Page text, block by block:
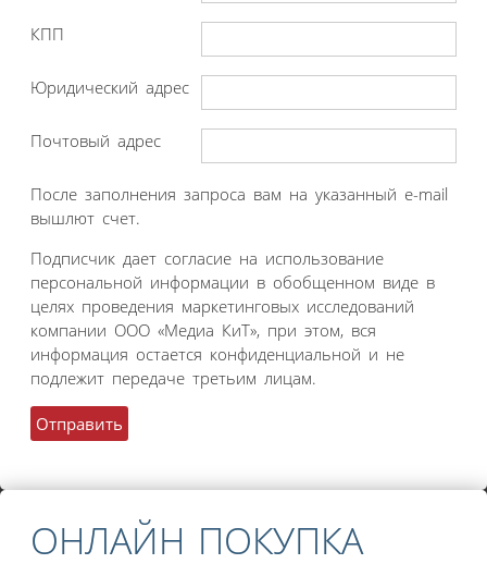
КПП
Юридический адрес
Почтовый адрес
После заполнения запроса вам на указанный e-mail
вышлют счет.
Подписчик дает согласие на использование
персональной информации в обобщенном виде в
целях проведения маркетинговых исследований
компании ООО «Медиа КиТ», при этом, вся
информация остается конфиденциальной и не
подлежит передаче третьим лицам.
ОНЛАЙН ПОКУПКА